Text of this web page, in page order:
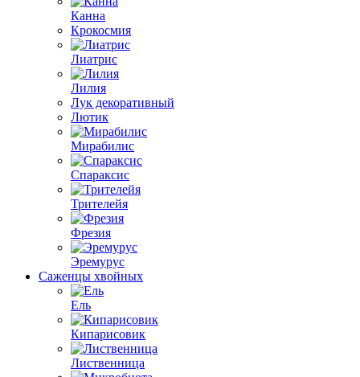
Канна
Крокосмия
Лиатрис
Лилия
Лук декоративный
Лютик
Мирабилис
Спараксис
Трителейя
Фрезия
Эремурус
Саженцы хвойных
Ель
Кипарисовик
Лиственница